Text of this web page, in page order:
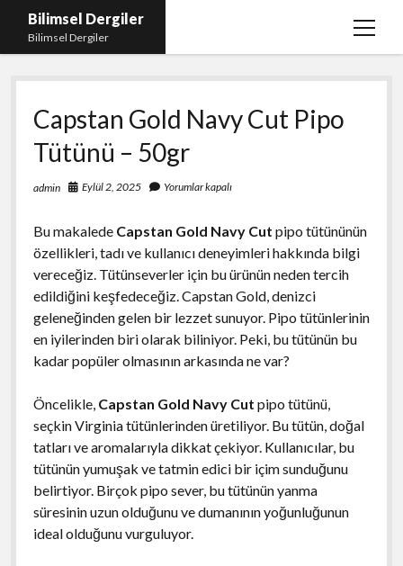
Bilimsel Dergiler
Bilimsel Dergiler
menüyü
Liste
Sayfa Listesi
Spotify Takipçi Çoğaltma
Tiktok Izlenme Arttırma Ücretsiz
Capstan Gold Navy Cut Pipo
Tütünü – 50gr
admin Eylül 2, 2025 Yorumlar kapalı
Bu makalede Capstan Gold Navy Cut pipo tütününün
özellikleri, tadı ve kullanıcı deneyimleri hakkında bilgi
vereceğiz. Tütünseverler için bu ürünün neden tercih
edildiğini keşfedeceğiz. Capstan Gold, denizci
geleneğinden gelen bir lezzet sunuyor. Pipo tütünlerinin
en iyilerinden biri olarak biliniyor. Peki, bu tütünün bu
kadar popüler olmasının arkasında ne var?
Öncelikle, Capstan Gold Navy Cut pipo tütünü,
seçkin Virginia tütünlerinden üretiliyor. Bu tütün, doğal
tatları ve aromalarıyla dikkat çekiyor. Kullanıcılar, bu
tütünün yumuşak ve tatmin edici bir içim sunduğunu
belirtiyor. Birçok pipo sever, bu tütünün yanma
süresinin uzun olduğunu ve dumanının yoğunluğunun
ideal olduğunu vurguluyor.